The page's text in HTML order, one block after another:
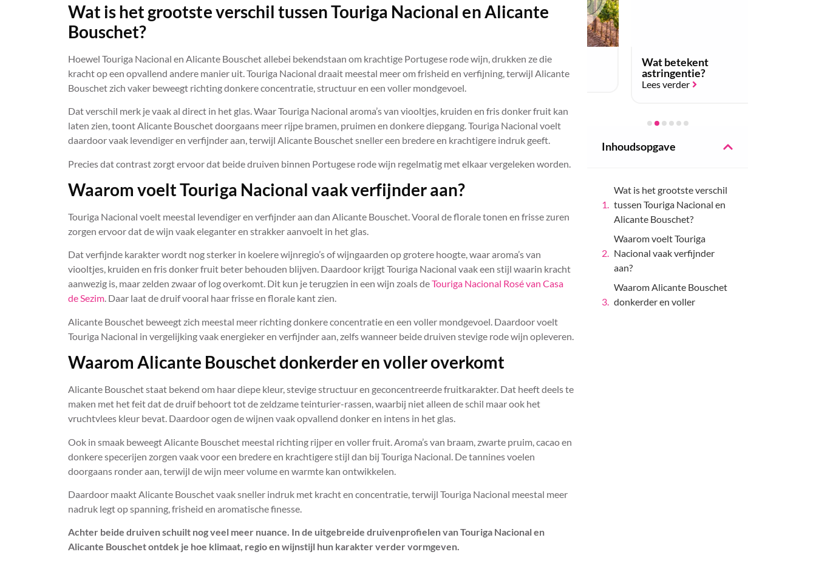
Wat is het grootste verschil tussen Touriga Nacional en Alicante
Bouschet?
Hoewel Touriga Nacional en Alicante Bouschet allebei bekendstaan om krachtige Portugese rode wijn, drukken ze die
kracht op een opvallend andere manier uit. Touriga Nacional draait meestal meer om frisheid en verfijning, terwijl Alicante
Bouschet zich vaker beweegt richting donkere concentratie, structuur en een voller mondgevoel.
Dat verschil merk je vaak al direct in het glas. Waar Touriga Nacional aroma’s van viooltjes, kruiden en fris donker fruit kan
laten zien, toont Alicante Bouschet doorgaans meer rijpe bramen, pruimen en donkere diepgang. Touriga Nacional voelt
daardoor vaak levendiger en verfijnder aan, terwijl Alicante Bouschet sneller een bredere en krachtigere indruk geeft.
Precies dat contrast zorgt ervoor dat beide druiven binnen Portugese rode wijn regelmatig met elkaar vergeleken worden.
Waarom voelt Touriga Nacional vaak verfijnder aan?
Touriga Nacional voelt meestal levendiger en verfijnder aan dan Alicante Bouschet. Vooral de florale tonen en frisse zuren
zorgen ervoor dat de wijn vaak eleganter en strakker aanvoelt in het glas.
Dat verfijnde karakter wordt nog sterker in koelere wijnregio’s of wijngaarden op grotere hoogte, waar aroma’s van
viooltjes, kruiden en fris donker fruit beter behouden blijven. Daardoor krijgt Touriga Nacional vaak een stijl waarin kracht
aanwezig is, maar zelden zwaar of log overkomt. Dit kun je terugzien in een wijn zoals deTouriga Nacional Rosé van Casa
de Sezim. Daar laat de druif vooral haar frisse en florale kant zien.
Alicante Bouschet beweegt zich meestal meer richting donkere concentratie en een voller mondgevoel. Daardoor voelt
Touriga Nacional in vergelijking vaak energieker en verfijnder aan, zelfs wanneer beide druiven stevige rode wijn opleveren.
Waarom Alicante Bouschet donkerder en voller overkomt
Alicante Bouschet staat bekend om haar diepe kleur, stevige structuur en geconcentreerde fruitkarakter. Dat heeft deels te
maken met het feit dat de druif behoort tot de zeldzame teinturier-rassen, waarbij niet alleen de schil maar ook het
vruchtvlees kleur bevat. Daardoor ogen de wijnen vaak opvallend donker en intens in het glas.
Ook in smaak beweegt Alicante Bouschet meestal richting rijper en voller fruit. Aroma’s van braam, zwarte pruim, cacao en
donkere specerijen zorgen vaak voor een bredere en krachtigere stijl dan bij Touriga Nacional. De tannines voelen
doorgaans ronder aan, terwijl de wijn meer volume en warmte kan ontwikkelen.
Daardoor maakt Alicante Bouschet vaak sneller indruk met kracht en concentratie, terwijl Touriga Nacional meestal meer
nadruk legt op spanning, frisheid en aromatische finesse.
Achter beide druiven schuilt nog veel meer nuance. In de uitgebreide druivenprofielen van Touriga Nacional en
Alicante Bouschet ontdek je hoe klimaat, regio en wijnstijl hun karakter verder vormgeven.
Wat betekent monocast
(monocépage)?
Lees verder
IGP Alentejano
Lees verder
Wat betekent
astringentie?
Lees verder
Inhoudsopgave
Wat is het grootste verschil
tussen Touriga Nacional en
Alicante Bouschet?
Waarom voelt Touriga
Nacional vaak verfijnder
aan?
Waarom Alicante Bouschet
donkerder en voller